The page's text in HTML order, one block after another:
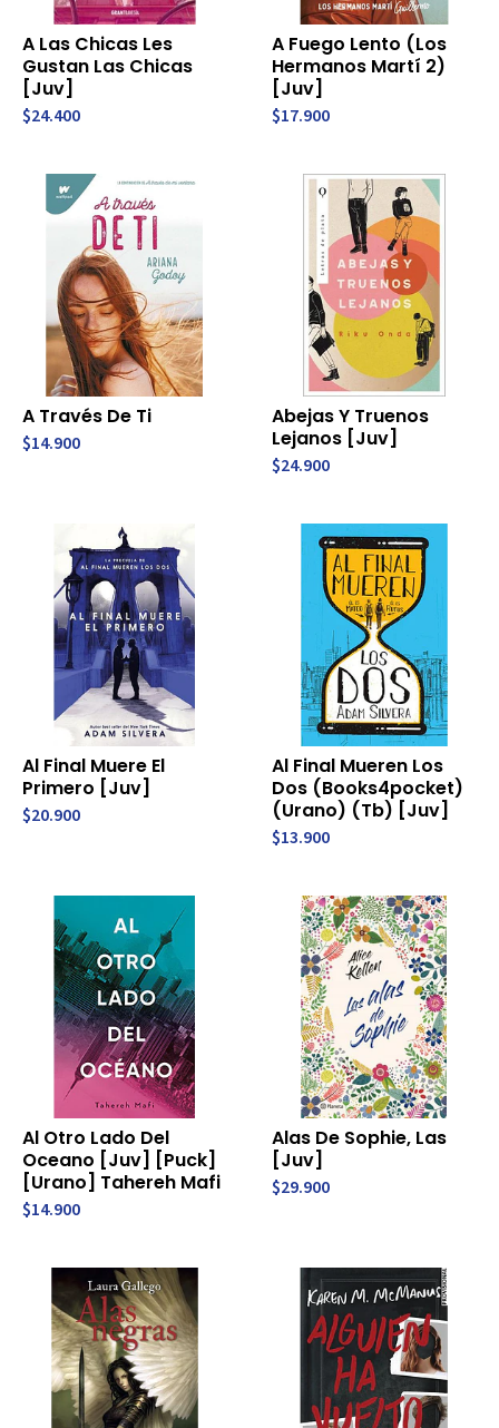
A Las Chicas Les
Gustan Las Chicas
[Juv]
$24.400
A Fuego Lento (Los
Hermanos Martí 2)
[Juv]
$17.900
A Través De Ti
$14.900
Abejas Y Truenos
Lejanos [Juv]
$24.900
Al Final Muere El
Primero [Juv]
$20.900
Al Final Mueren Los
Dos (Books4pocket)
(Urano) (Tb) [Juv]
$13.900
Al Otro Lado Del
Oceano [Juv] [Puck]
[Urano] Tahereh Mafi
$14.900
Alas De Sophie, Las
[Juv]
$29.900